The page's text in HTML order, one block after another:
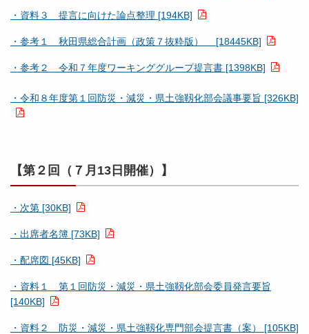
・資料３ 提言に向けた論点整理 [194KB]
・参考１ 秋田県総合計画（政策７抜粋版） [18445KB]
・参考２ 令和７年度ワーキンググループ提言書 [1398KB]
・令和８年度第１回防災・減災・県土強靱化部会議事要旨 [326KB]
【第２回（７月13日開催）】
・次第 [30KB]
・出席者名簿 [73KB]
・配席図 [45KB]
・資料１ 第１回防災・減災・県土強靱化部会委員発言要旨
[140KB]
・資料２ 防災・減災・県土強靱化専門部会提言書（案） [105KB]